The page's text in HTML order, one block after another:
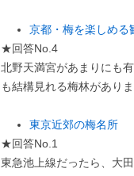
京都・梅を楽しめる
★回答No.4
北野天満宮があまりにも
も結構見れる梅林があり
東京近郊の梅名所
★回答No.1
東急池上線だったら、大